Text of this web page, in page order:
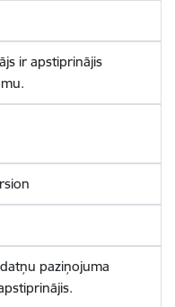
ir apstiprinājis
paziņojuma